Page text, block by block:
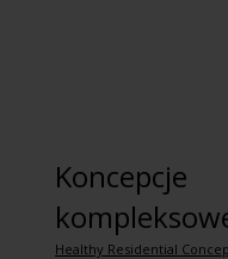
Koncepcje
Healthy Residential